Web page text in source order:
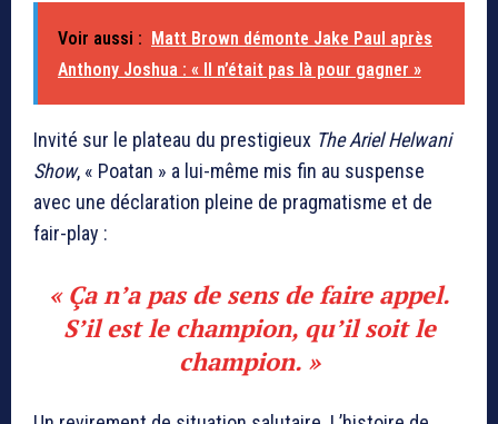
Voir aussi :
Matt Brown démonte Jake Paul après
Anthony Joshua : « Il n’était pas là pour gagner »
Invité sur le plateau du prestigieux The Ariel Helwani
Show, « Poatan » a lui-même mis fin au suspense
avec une déclaration pleine de pragmatisme et de
fair-play :
« Ça n’a pas de sens de faire appel.
S’il est le champion, qu’il soit le
champion. »